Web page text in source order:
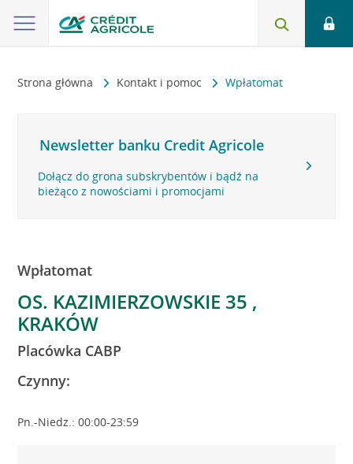
Strona główna Kontakt i pomoc Wpłatomat
Newsletter banku Credit Agricole
Dołącz do grona subskrybentów i bądź na
bieżąco z nowościami i promocjami
Wpłatomat
OS. KAZIMIERZOWSKIE 35 ,
KRAKÓW
Placówka CABP
Czynny:
Pn.-Niedz.: 00:00-23:59